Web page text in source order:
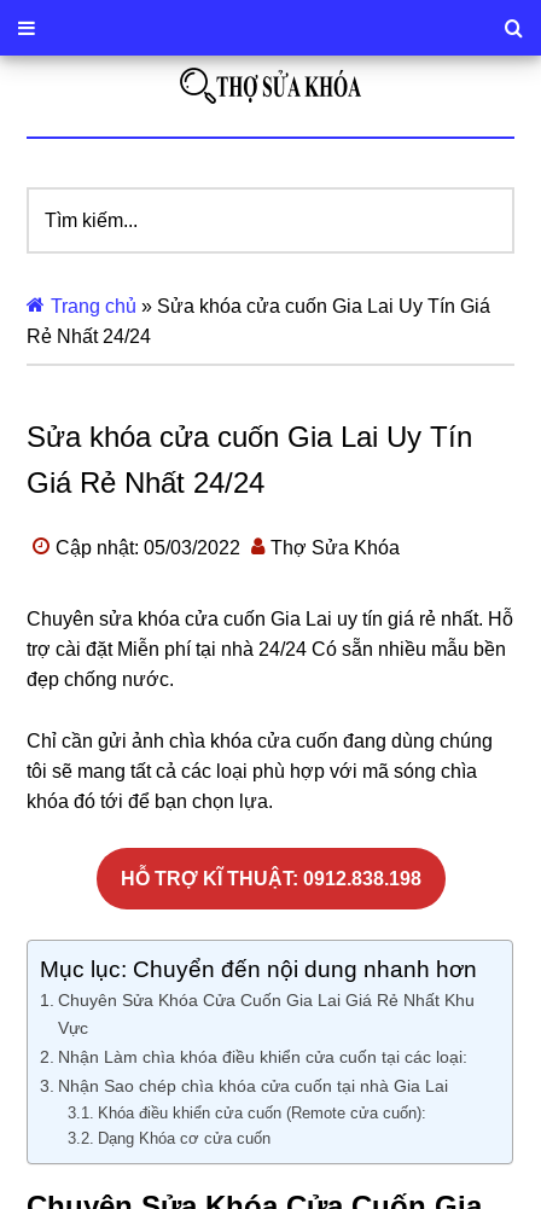
kiếm...
Trang chủ » Sửa khóa cửa cuốn Gia Lai Uy Tín Giá
Rẻ Nhất 24/24
Sửa khóa cửa cuốn Gia Lai Uy Tín
Giá Rẻ Nhất 24/24
Cập nhật: 05/03/2022 Thợ Sửa Khóa
Chuyên sửa khóa cửa cuốn Gia Lai uy tín giá rẻ nhất. Hỗ
trợ cài đặt Miễn phí tại nhà 24/24 Có sẵn nhiều mẫu bền
đẹp chống nước.
Chỉ cần gửi ảnh chìa khóa cửa cuốn đang dùng chúng
tôi sẽ mang tất cả các loại phù hợp với mã sóng chìa
khóa đó tới để bạn chọn lựa.
HỖ TRỢ KĨ THUẬT: 0912.838.198
Mục lục: Chuyển đến nội dung nhanh hơn
Chuyên Sửa Khóa Cửa Cuốn Gia Lai Giá Rẻ Nhất Khu
Vực
Nhận Làm chìa khóa điều khiển cửa cuốn tại các loại:
Nhận Sao chép chìa khóa cửa cuốn tại nhà Gia Lai
Khóa điều khiển cửa cuốn (Remote cửa cuốn):
Dạng Khóa cơ cửa cuốn